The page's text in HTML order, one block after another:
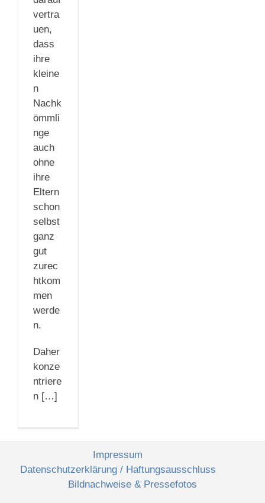
vertra
uen,
dass
ihre
kleine
n
Nachk
ömmli
nge
auch
ohne
ihre
Eltern
schon
selbst
ganz
gut
zurec
htkom
men
werde
n.
Daher
konze
ntriere
n […]
Impressum
Datenschutzerklärung / Haftungsausschluss
Bildnachweise & Pressefotos